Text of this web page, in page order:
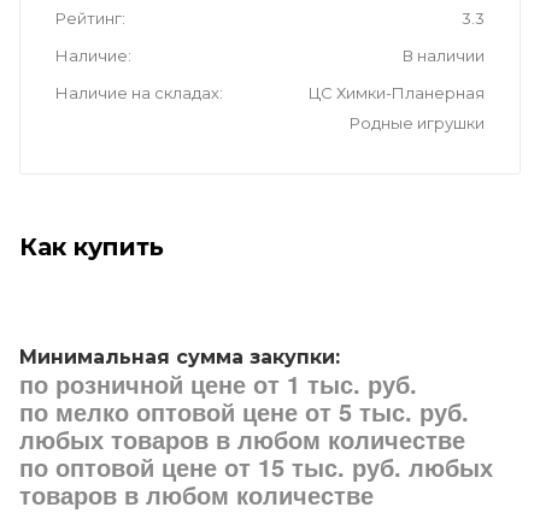
Рейтинг
3.3
Наличие
В наличии
Наличие на складах
ЦС Химки-Планерная
Родные игрушки
Как купить
Минимальная сумма закупки:
по розничной цене от 1 тыс. руб.
по мелко оптовой цене от 5 тыс. руб.
любых товаров в любом количестве
по оптовой цене от 15 тыс. руб. любых
товаров в любом количестве